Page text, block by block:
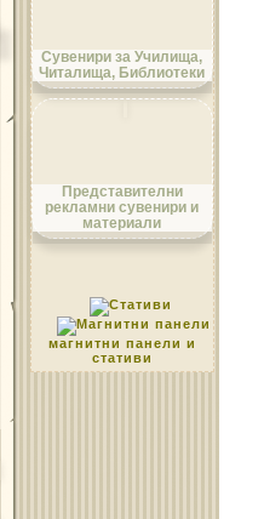
Област Пазарджик
Сувенири за Училища,
Читалища, Библиотеки
Представителни
рекламни сувенири и
материали
магнитни панели и
стативи